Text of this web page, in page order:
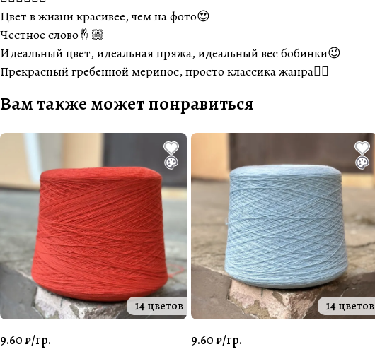
Цвет в жизни красивее, чем на фото😍
Честное слово🤞🏼
Идеальный цвет, идеальная пряжа, идеальный вес бобинки😉
Прекрасный гребенной меринос, просто классика жанра👌🏼
Вам также может понравиться
14 цветов
9.60 ₽/гр.
14 цветов
9.60 ₽/гр.